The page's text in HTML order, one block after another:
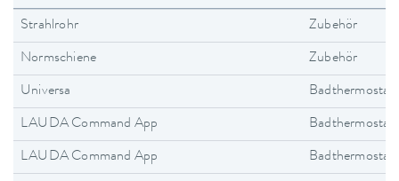
Strahlrohr Zubehör
Normschiene Zubehör
Universa
LAUDA Command App
LAUDA Command App